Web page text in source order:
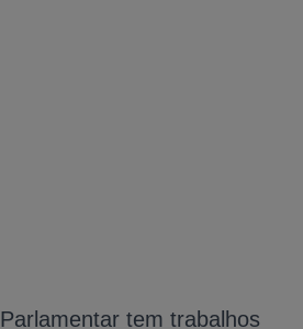
Parlamentar tem trabalhos